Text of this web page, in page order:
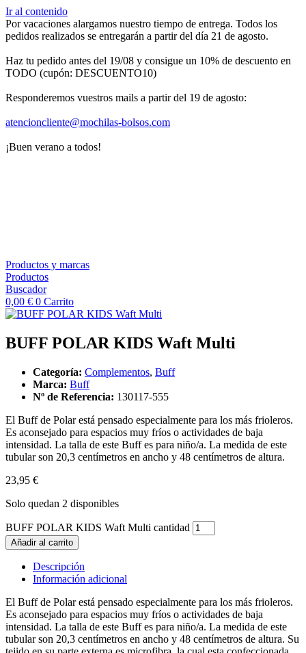
Ir al contenido
Por vacaciones alargamos nuestro tiempo de entrega. Todos los
pedidos realizados se entregarán a partir del día 21 de agosto.
Haz tu pedido antes del 19/08 y consigue un 10% de descuento en
TODO (cupón: DESCUENTO10)
Responderemos vuestros mails a partir del 19 de agosto:
atencioncliente@mochilas-bolsos.com
¡Buen verano a todos!
Productos y marcas
Productos
Buscador
0,00 € 0 Carrito
BUFF POLAR KIDS Waft Multi
Categoría: Complementos, Buff
Marca: Buff
Nº de Referencia: 130117-555
El Buff de Polar está pensado especialmente para los más frioleros.
Es aconsejado para espacios muy fríos o actividades de baja
intensidad. La talla de este Buff es para niño/a. La medida de este
tubular son 20,3 centímetros en ancho y 48 centímetros de altura.
23,95 €
Solo quedan 2 disponibles
BUFF POLAR KIDS Waft Multi cantidad
Añadir al carrito
Descripción
Información adicional
El Buff de Polar está pensado especialmente para los más frioleros.
Es aconsejado para espacios muy fríos o actividades de baja
intensidad. La talla de este Buff es para niño/a. La medida de este
tubular son 20,3 centímetros en ancho y 48 centímetros de altura. Su